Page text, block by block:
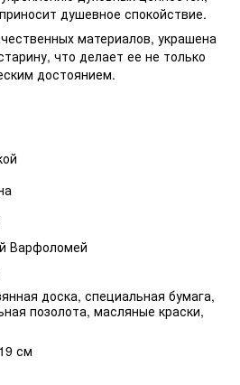
душевное спокойствие.
материалов, украшена
что делает ее не только
достоянием.
Варфоломей
доска, специальная бумага,
позолота, масляные краски,
см